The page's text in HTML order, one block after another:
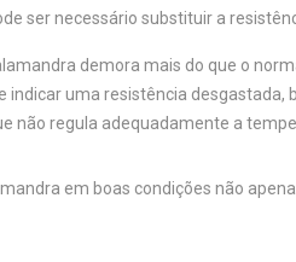
ser necessário substituir a
demora mais do que o
indicar uma resistência desgastada,
não regula adequadamente a
em boas condições não